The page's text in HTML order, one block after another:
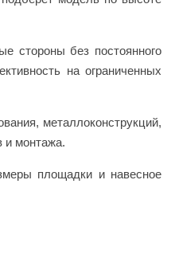
стороны без постоянного
на ограниченных
металлоконструкций,
и монтажа.
площадки и навесное